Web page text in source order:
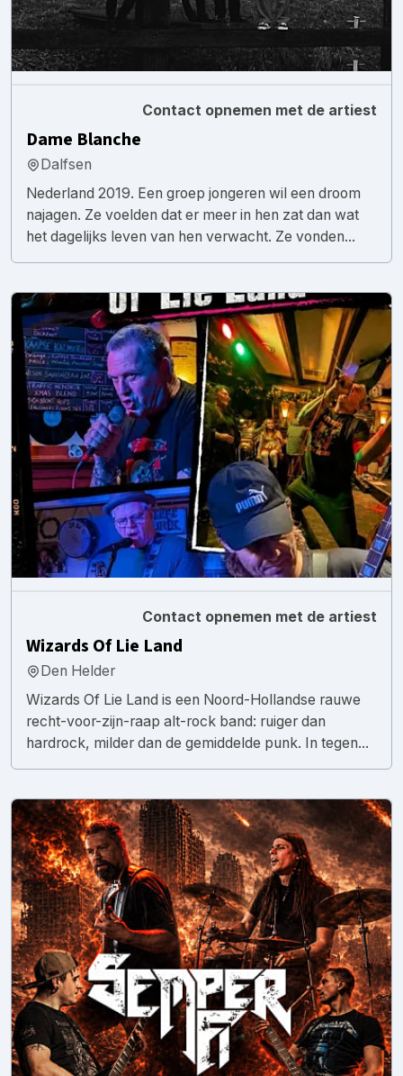
Contact opnemen met de artiest
Dame Blanche
Dalfsen
Nederland 2019. Een groep jongeren wil een droom
najagen. Ze voelden dat er meer in hen zat dan wat
het dagelijks leven van hen verwacht. Ze vonden...
Contact opnemen met de artiest
Wizards Of Lie Land
Den Helder
Wizards Of Lie Land is een Noord-Hollandse rauwe
recht-voor-zijn-raap alt-rock band: ruiger dan
hardrock, milder dan de gemiddelde punk. In tegen...